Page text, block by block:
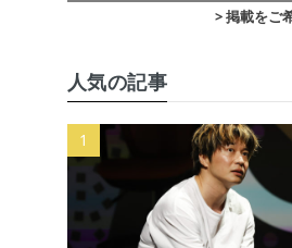
> 掲載をご
人気の記事